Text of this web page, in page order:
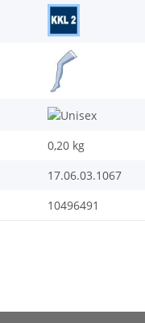
0,20 kg
17.06.03.1067
10496491